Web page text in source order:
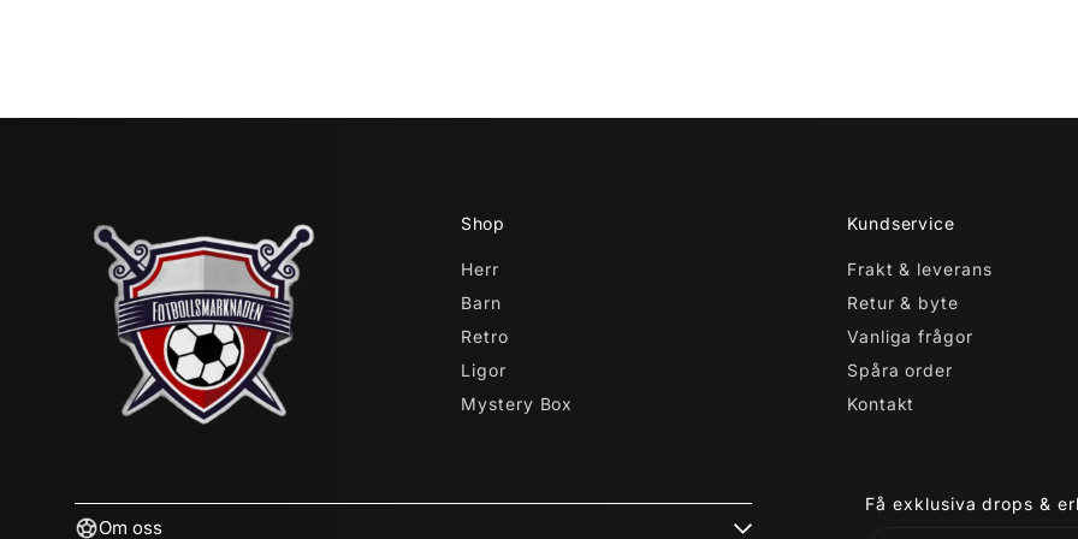
Shop
Herr
Barn
Retro
Ligor
Mystery Box
Kundservice
Frakt & leverans
Retur & byte
Vanliga frågor
Spåra order
Kontakt
Om oss
Få exklusiva drops &